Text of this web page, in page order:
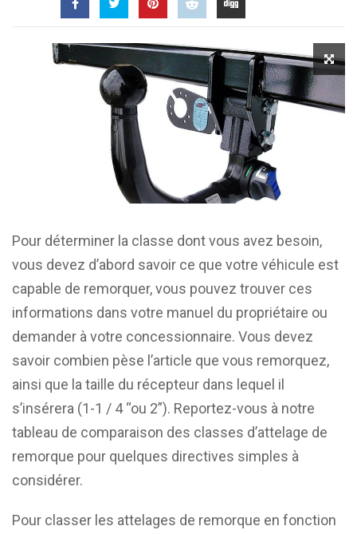
Pour déterminer la classe dont vous avez besoin,
vous devez d’abord savoir ce que votre véhicule est
capable de remorquer, vous pouvez trouver ces
informations dans votre manuel du propriétaire ou
demander à votre concessionnaire. Vous devez
savoir combien pèse l’article que vous remorquez,
ainsi que la taille du récepteur dans lequel il
s’insérera (1-1 / 4 “ou 2”). Reportez-vous à notre
tableau de comparaison des classes d’attelage de
remorque pour quelques directives simples à
considérer.
Pour classer les attelages de remorque en fonction